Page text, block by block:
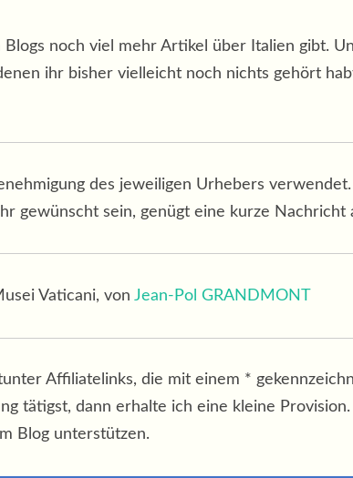
noch viel mehr Artikel über Italien gibt.
ihr bisher vielleicht noch nichts gehört
des jeweiligen Urhebers
gewünscht sein, genügt eine kurze Nachricht
Vaticani, von Jean-Pol GRANDMONT
Affiliatelinks, die mit einem *
tätigst, dann erhalte ich eine kleine
Blog unterstützen.